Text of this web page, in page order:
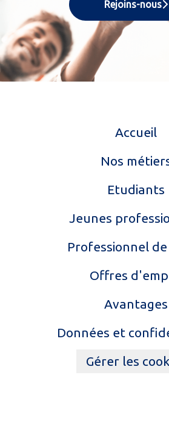
Rejoins-nous
Accueil
Nos
Etudiants
Jeunes
Professionnel
Offres
Avantages
Données et
Gérer les